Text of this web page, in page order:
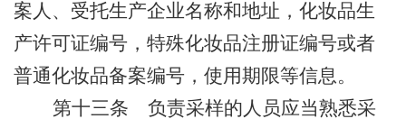
案人、受托生产企业名称和地址，化妆品生
产许可证编号，特殊化妆品注册证编号或者
普通化妆品备案编号，使用期限等信息。
第十三条 负责采样的人员应当熟悉采